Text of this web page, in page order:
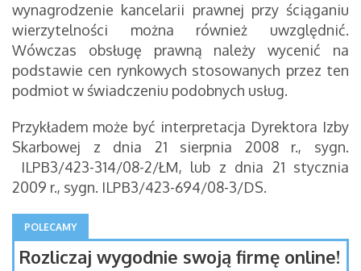
wynagrodzenie kancelarii prawnej przy ściąganiu
wierzytelności można również uwzględnić.
Wówczas obsługę prawną należy wycenić na
podstawie cen rynkowych stosowanych przez ten
podmiot w świadczeniu podobnych usług.
Przykładem może być interpretacja Dyrektora Izby
Skarbowej z dnia 21 sierpnia 2008 r., sygn.
ILPB3/423-314/08-2/ŁM, lub z dnia 21 stycznia
2009 r., sygn. ILPB3/423-694/08-3/DS.
POLECAMY
Rozliczaj wygodnie swoją firmę online!